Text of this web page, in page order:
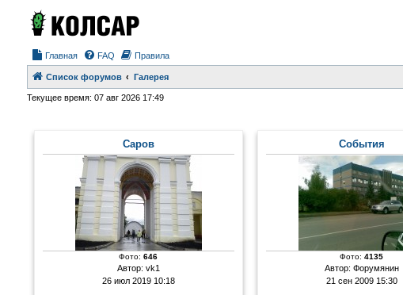
Главная FAQ Правила
Список форумов Галерея
Текущее время: 07 авг 2026 17:49
Саров
Фото:646
Автор: vk1
26 июл 2019 10:18
События
Фото:4135
Автор: Форумянин
21 сен 2009 15:30